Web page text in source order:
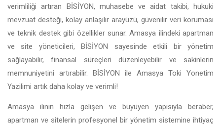
verimliliği artıran BİSİYON, muhasebe ve aidat takibi, hukuki
mevzuat desteği, kolay anlaşılır arayüzü, güvenilir veri koruması
ve teknik destek gibi özellikler sunar. Amasya ilindeki apartman
ve site yöneticileri, BİSİYON sayesinde etkili bir yönetim
sağlayabilir, finansal süreçleri düzenleyebilir ve sakinlerin
memnuniyetini artırabilir. BİSİYON ile Amasya Toki Yonetim
Yazilimi artık daha kolay ve verimli!
Amasya ilinin hızla gelişen ve büyüyen yapısıyla beraber,
apartman ve sitelerin profesyonel bir yönetim sistemine ihtiyaç